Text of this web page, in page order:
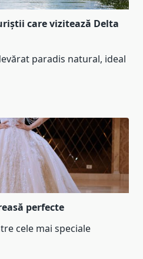
care vizitează Delta
paradis natural, ideal
perfecte
cele mai speciale